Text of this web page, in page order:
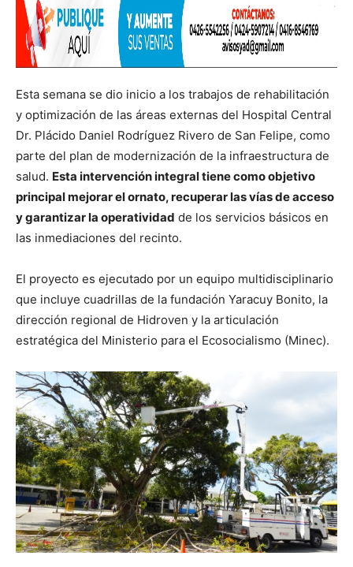
Esta semana se dio inicio a los trabajos de rehabilitación
y optimización de las áreas externas del Hospital Central
Dr. Plácido Daniel Rodríguez Rivero de San Felipe, como
parte del plan de modernización de la infraestructura de
salud. Esta intervención integral tiene como objetivo
principal mejorar el ornato, recuperar las vías de acceso
y garantizar la operatividad de los servicios básicos en
las inmediaciones del recinto.
​El proyecto es ejecutado por un equipo multidisciplinario
que incluye cuadrillas de la fundación Yaracuy Bonito, la
dirección regional de Hidroven y la articulación
estratégica del Ministerio para el Ecosocialismo (Minec).